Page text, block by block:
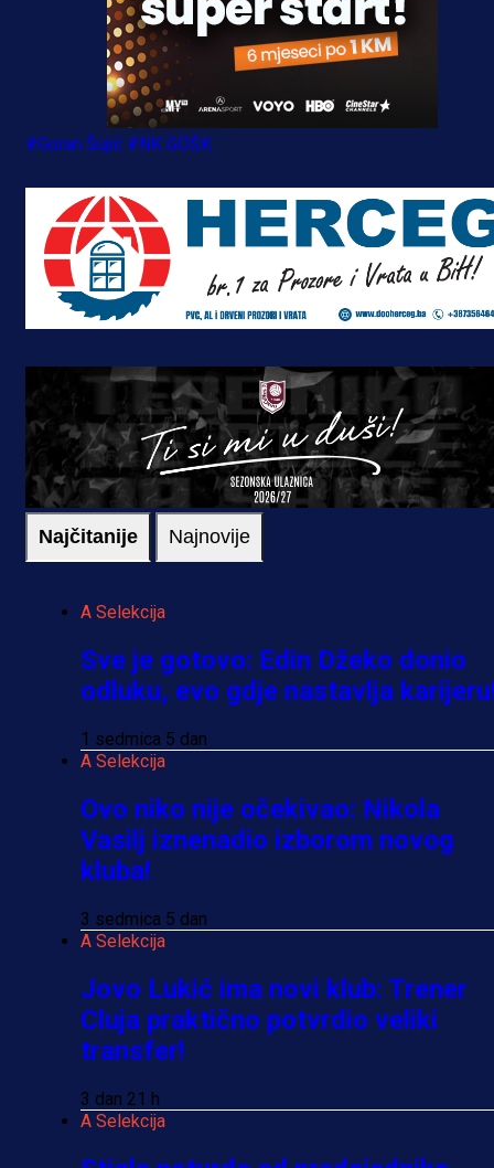
#Goran Šujić #NK GOŠK
Najčitanije Najnovije
A Selekcija
Sve je gotovo: Edin Džeko donio
odluku, evo gdje nastavlja
1 sedmica 5 dan
A Selekcija
Ovo niko nije očekivao: Nikola
Vasilj iznenadio izborom novog
kluba!
3 sedmica 5 dan
A Selekcija
Jovo Lukić ima novi klub: Trener
Cluja praktično potvrdio veliki
transfer!
3 dan 21 h
A Selekcija